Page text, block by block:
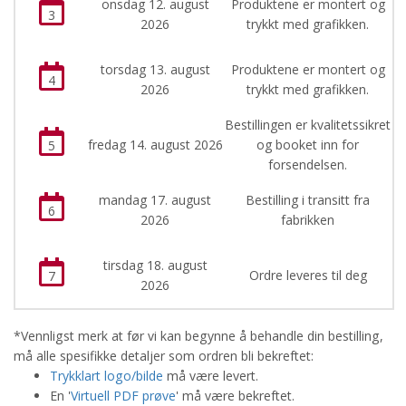
3
onsdag 12. august
2026
Produktene er montert og
trykkt med grafikken.
4
torsdag 13. august
2026
Produktene er montert og
trykkt med grafikken.
5 fredag 14. august 2026
Bestillingen er kvalitetssikret
og booket inn for
forsendelsen.
6
mandag 17. august
2026
Bestilling i transitt fra
fabrikken
7
tirsdag 18. august
2026
Ordre leveres til deg
*Vennligst merk at før vi kan begynne å behandle din bestilling,
må alle spesifikke detaljer som ordren bli bekreftet:
Trykklart logo/bilde må være levert.
En 'Virtuell PDF prøve' må være bekreftet.